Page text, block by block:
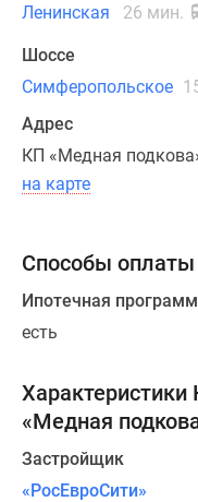
Подольска
железнодорожной
платформы
«Расторгуево».
территории
Подковы»
находится
178
земельных
с
коттеджами
площадью
от
113
Ленинская
26 мин.
Шоссе
Симферопольское
Адрес
КП «Медная
на карте
Способы оплаты
Ипотечная
есть
«Медная
Застройщик
«РосЕвроСити»